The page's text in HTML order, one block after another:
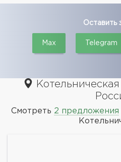
Оставить
Max Telegram
Смотреть 2 предложения